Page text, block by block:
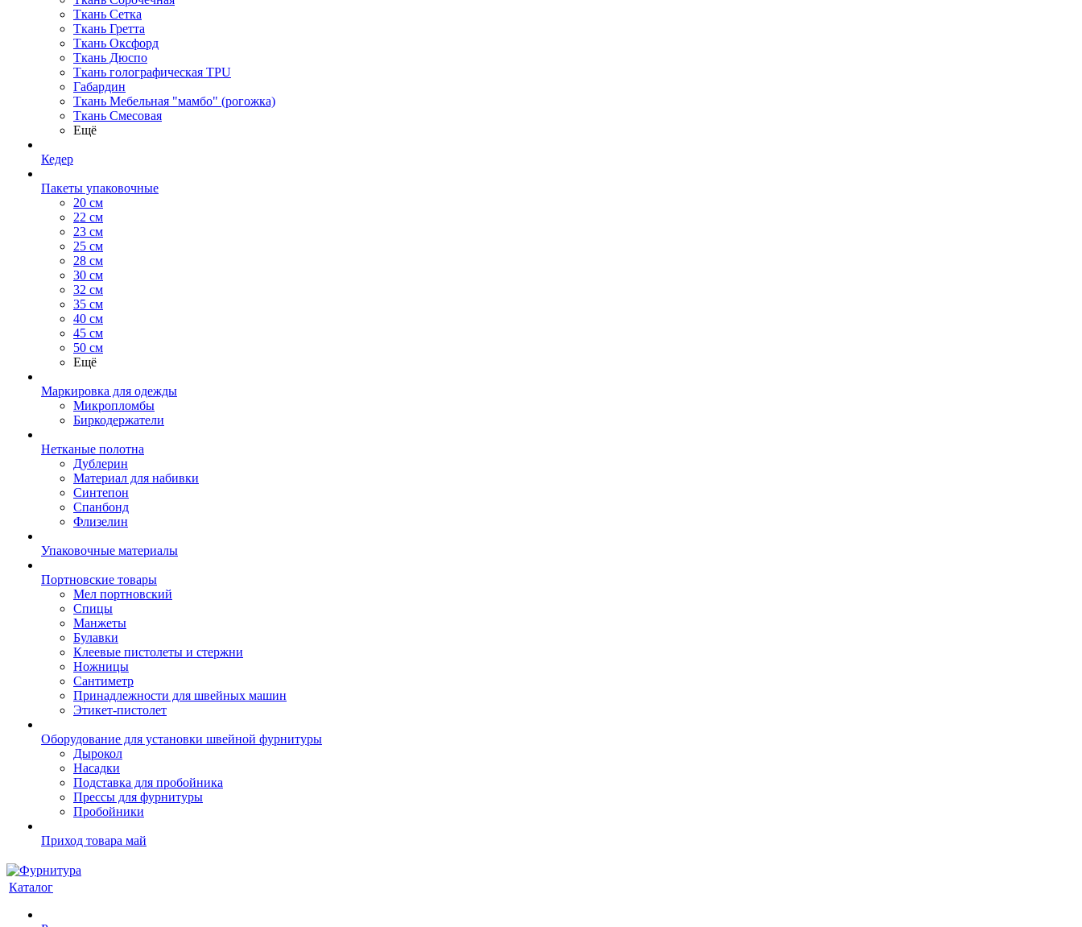
Ткань Сетка
Ткань Гретта
Ткань Оксфорд
Ткань Дюспо
Ткань голографическая TPU
Габардин
Ткань Мебельная "мамбо" (рогожка)
Ткань Смесовая
Ещё
Кедер
Пакеты упаковочные
20 см
22 см
23 см
25 см
28 см
30 см
32 см
35 см
40 см
45 см
50 см
Ещё
Маркировка для одежды
Микропломбы
Биркодержатели
Нетканые полотна
Дублерин
Материал для набивки
Синтепон
Спанбонд
Флизелин
Упаковочные материалы
Портновские товары
Мел портновский
Спицы
Манжеты
Булавки
Клеевые пистолеты и стержни
Ножницы
Сантиметр
Принадлежности для швейных машин
Этикет-пистолет
Оборудование для установки швейной фурнитуры
Дырокол
Насадки
Подставка для пробойника
Прессы для фурнитуры
Пробойники
Приход товара май
Каталог